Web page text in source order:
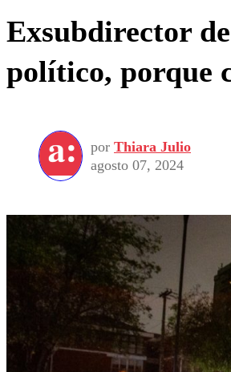
Exsubdirector
político, porque
por Thiara Julio
agosto 07, 2024